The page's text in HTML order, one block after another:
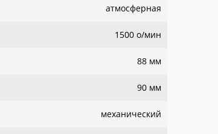
атмосферная
1500 о/мин
88 мм
90 мм
механический